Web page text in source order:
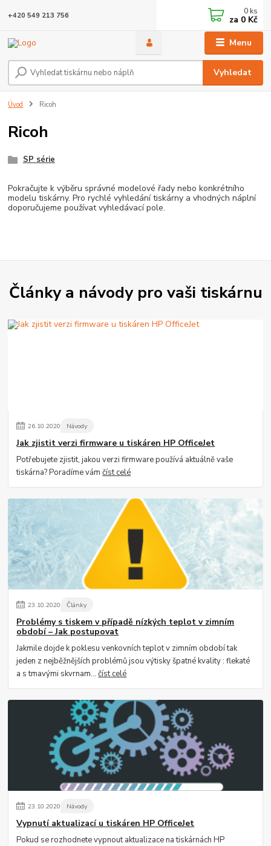
Menu
Vyhledat
+420 549 213 756 0 ks
za 0 Kč
Úvod Ricoh
Ricoh
SP série
Pokračujte k výběru správné modelové řady nebo konkrétního
modelu tiskárny. Pro rychlé vyhledání tiskárny a vhodných náplní
doporučujeme používat vyhledávací pole.
Články a návody pro vaši tiskárnu
26.10.2020 Návody
Jak zjistit verzi firmware u tiskáren HP OfficeJet
Potřebujete zjistit, jakou verzi firmware používá aktuálně vaše
tiskárna? Poradíme vámčíst celé
23.10.2020 Články
Problémy s tiskem v případě nízkých teplot v zimním
období – Jak postupovat
Jakmile dojde k poklesu venkovních teplot v zimním období tak
jeden z nejběžnějších problémů jsou výtisky špatné kvality : flekaté
a s tmavými skvrnam...číst celé
23.10.2020 Návody
Vypnutí aktualizací u tiskáren HP OfficeJet
Pokud se rozhodnete vypnout aktualizace na tiskárnách HP